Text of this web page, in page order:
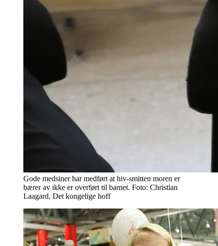
Gode medsiner har medført at hiv-smitten moren er
bærer av ikke er overført til barnet. Foto: Christian
Laagard, Det kongelige hoff